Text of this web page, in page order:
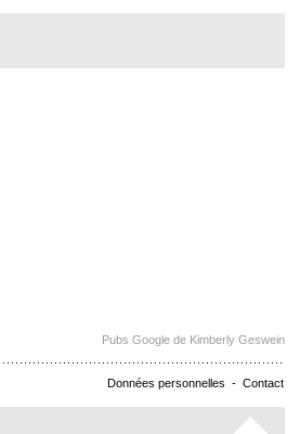
Pubs Google de Kimberly Geswein
Données personnelles - Contact